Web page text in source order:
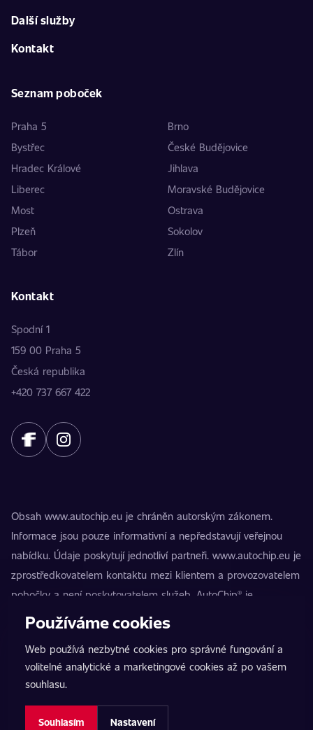
Další služby
Kontakt
Seznam poboček
Praha 5
Brno
Bystřec
České Budějovice
Hradec Králové
Jihlava
Liberec
Moravské Budějovice
Most
Ostrava
Plzeň
Sokolov
Tábor
Zlín
Kontakt
Spodní 1
159 00 Praha 5
Česká republika
+420 737 667 422
Obsah www.autochip.eu je chráněn autorským zákonem.
Informace jsou pouze informativní a nepředstavují veřejnou
nabídku. Údaje poskytují jednotliví partneři. www.autochip.eu je
zprostředkovatelem kontaktu mezi klientem a provozovatelem
pobočky a není poskytovatelem služeb. AutoChip® je
registrovaná ochranná známka Petra Kučery. Úpravy, které
nezpůsobilosti vozidla k provozu na pozemních komunikacích.
Přesné informace poskytuje vždy konkrétní provozovatel
pobočky.
Nastavení cookies
Používáme cookies
Web používá nezbytné cookies pro správné fungování a
volitelné analytické a marketingové cookies až po vašem
souhlasu.
Souhlasím Nastavení